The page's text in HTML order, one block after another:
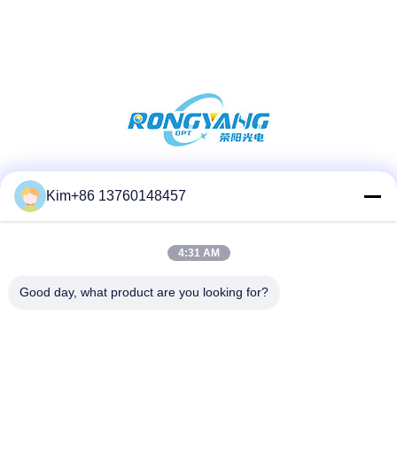
সোশ্যাল মিডিয়া
Kim+86 13760148457
4:31 AM
Good day, what product are you looking for?